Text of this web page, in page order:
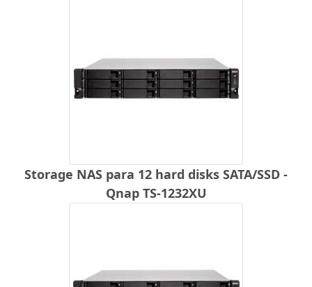
Storage NAS para 12 hard disks SATA/SSD -
Qnap TS-1232XU